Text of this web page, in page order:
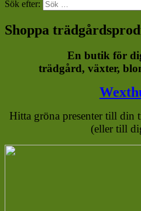
Sök efter:
Shoppa
En butik för
trädgård, växter,
Hitta gröna presenter till din
(eller till